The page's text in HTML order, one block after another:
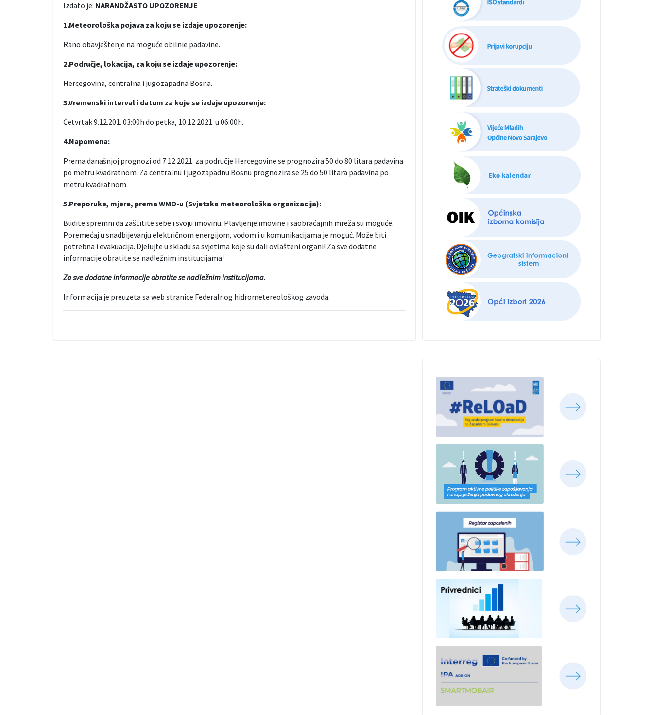
Izdato je: NARANDŽASTO UPOZORENJE
1.Meteorološka pojava za koju se izdaje upozorenje:
Rano obavještenje na moguće obilnie padavine.
2.Područje, lokacija, za koju se izdaje upozorenje:
Hercegovina, centralna i jugozapadna Bosna.
3.Vremenski interval i datum za koje se izdaje upozorenje:
Četvrtak 9.12.201. 03:00h do petka, 10.12.2021. u 06:00h.
4.Napomena:
Prema današnjoj prognozi od 7.12.2021. za područje Hercegovine se prognozira 50 do 80 litara padavina
po metru kvadratnom. Za centralnu i jugozapadnu Bosnu prognozira se 25 do 50 litara padavina po
metru kvadratnom.
5.Preporuke, mjere, prema WMO-u (Svjetska meteorološka organizacija):
Budite spremni da zaštitite sebe i svoju imovinu. Plavljenje imovine i saobraćajnih mreža su moguće.
Poremećaj u snadbijevanju električnom energijom, vodom i u komunikacijama je moguć. Može biti
potrebna i evakuacija. Djelujte u skladu sa svjetima koje su dali ovlašteni organi! Za sve dodatne
informacije obratite se nadležnim institucijama!
Za sve dodatne informacije obratite se nadležnim institucijama.
Informacija je preuzeta sa web stranice Federalnog hidrometereološkog zavoda.